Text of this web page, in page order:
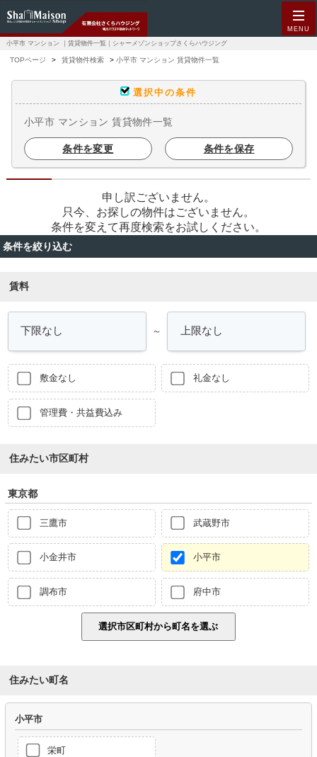
MENU
小平市 マンション ｜賃貸物件一覧｜シャーメゾンショップさくらハウジング
TOPページ 賃貸物件検索 小平市 マンション 賃貸物件一覧
選択中の条件
小平市 マンション 賃貸物件一覧
条件を変更 条件を保存
申し訳ございません。
只今、お探しの物件はございません。
条件を変えて再度検索をお試しください。
条件を絞り込む
賃料
～
敷金なし 礼金なし
管理費・共益費込み
住みたい市区町村
東京都
三鷹市 武蔵野市
小金井市 小平市
調布市 府中市
住みたい町名
小平市
栄町